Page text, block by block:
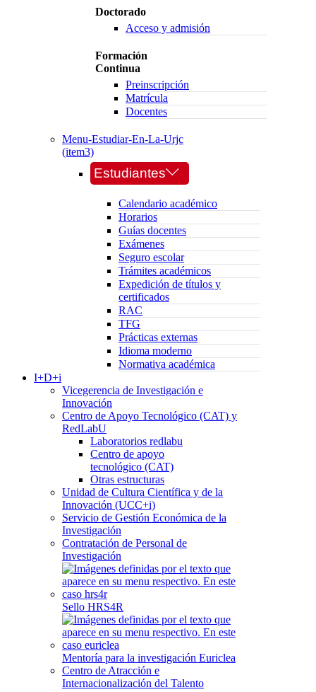
Doctorado
Acceso y admisión
Formación
Continua
Preinscripción
Matrícula
Docentes
Menu-Estudiar-En-La-Urjc
(item3)
Estudiantes
Calendario académico
Horarios
Guías docentes
Exámenes
Seguro escolar
Trámites académicos
Expedición de títulos y
certificados
RAC
TFG
Prácticas externas
Idioma moderno
Normativa académica
I+D+i
Vicegerencia de Investigación e
Innovación
Centro de Apoyo Tecnológico (CAT) y
RedLabU
Laboratorios redlabu
Centro de apoyo
tecnológico (CAT)
Otras estructuras
Unidad de Cultura Científica y de la
Innovación (UCC+i)
Servicio de Gestión Económica de la
Investigación
Contratación de Personal de
Investigación
Sello HRS4R
Mentoría para la investigación Euriclea
Centro de Atracción e
Internacionalización del Talento